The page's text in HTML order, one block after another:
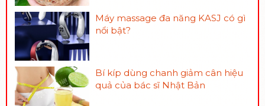
Máy massage đa năng KASJ có gì
nổi bật?
Bí kíp dùng chanh giảm cân hiệu
quả của bác sĩ Nhật Bản